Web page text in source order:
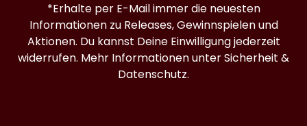
*Erhalte per E-Mail immer die neuesten
Informationen zu Releases, Gewinnspielen und
Aktionen. Du kannst Deine Einwilligung jederzeit
widerrufen. Mehr Informationen unterSicherheit &
Datenschutz.